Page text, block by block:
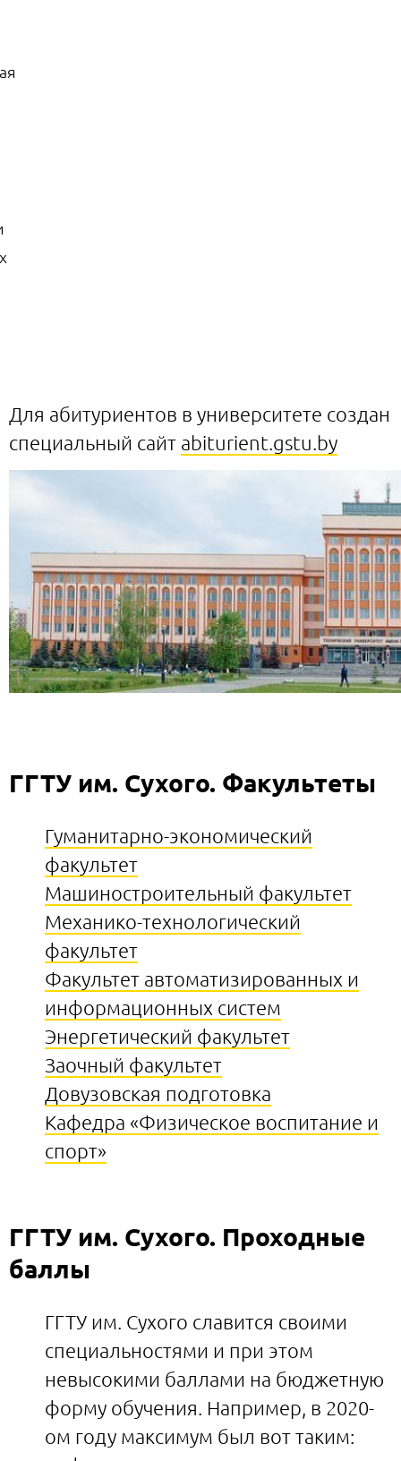
Для абитуриентов в университете создан
специальный сайт abiturient.gstu.by
ГГТУ им. Сухого. Факультеты
Гуманитарно-экономический
факультет
Машиностроительный факультет
Механико-технологический
факультет
Факультет автоматизированных и
информационных систем
Энергетический факультет
Заочный факультет
Довузовская подготовка
Кафедра «Физическое воспитание и
спорт»
ГГТУ им. Сухого. Проходные
баллы
ГГТУ им. Сухого славится своими
специальностями и при этом
невысокими баллами на бюджетную
форму обучения. Например, в 2020-
ом году максимум был вот таким: